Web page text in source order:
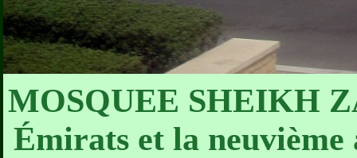
MOSQUEE SHEIKH
Émirats et la neuvième